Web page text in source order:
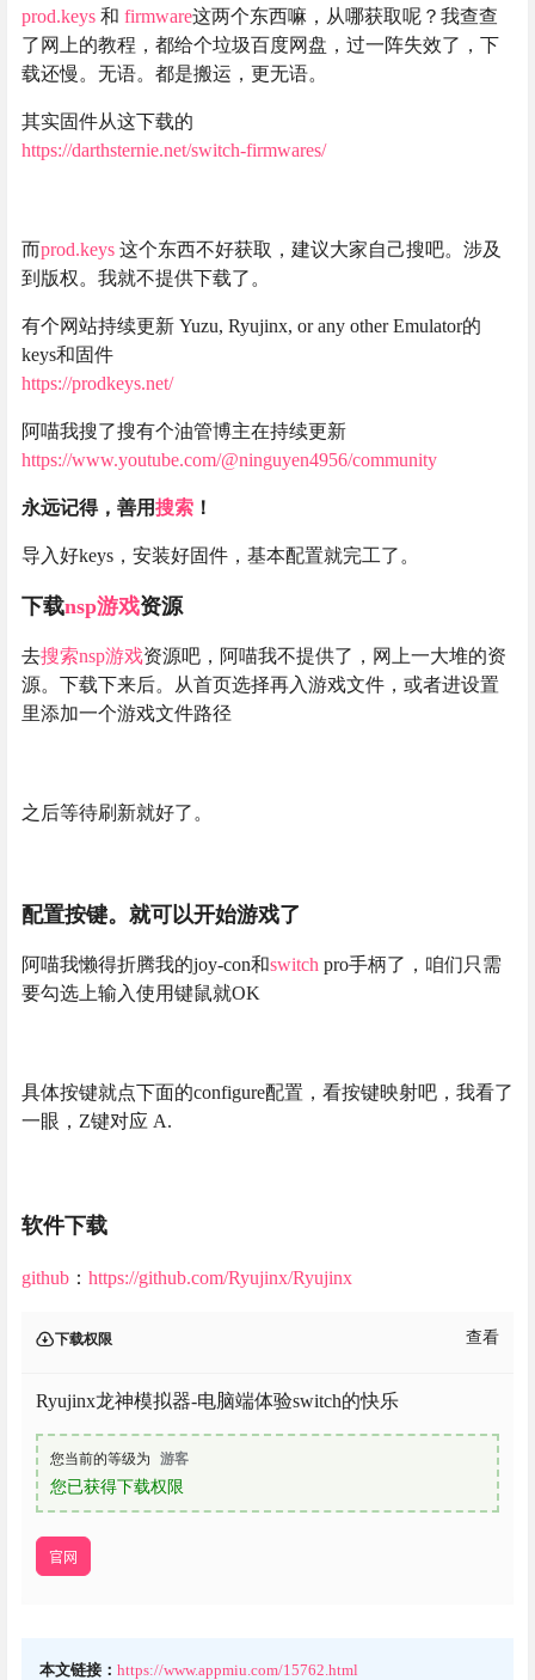
prod.keys 和 firmware这两个东西嘛，从哪获取呢？我查查
了网上的教程，都给个垃圾百度网盘，过一阵失效了，下
载还慢。无语。都是搬运，更无语。
其实固件从这下载的
https://darthsternie.net/switch-firmwares/
而prod.keys 这个东西不好获取，建议大家自己搜吧。涉及
到版权。我就不提供下载了。
有个网站持续更新 Yuzu, Ryujinx, or any other Emulator的
keys和固件
https://prodkeys.net/
阿喵我搜了搜有个油管博主在持续更新
https://www.youtube.com/@ninguyen4956/community
永远记得，善用搜索 ！
导入好keys，安装好固件，基本配置就完工了。
下载nsp游戏资源
去搜索nsp游戏资源吧，阿喵我不提供了，网上一大堆的资
源。下载下来后。从首页选择再入游戏文件，或者进设置
里添加一个游戏文件路径
之后等待刷新就好了。
配置按键。就可以开始游戏了
阿喵我懒得折腾我的joy-con和switch pro手柄了，咱们只需
要勾选上输入使用键鼠就OK
具体按键就点下面的configure配置，看按键映射吧，我看了
一眼，Z键对应 A.
软件下载
github ： https://github.com/Ryujinx/Ryujinx
下载权限 查看
Ryujinx龙神模拟器-电脑端体验switch的快乐
您当前的等级为 游客
您已获得下载权限
官网
本文链接： https://www.appmiu.com/15762.html